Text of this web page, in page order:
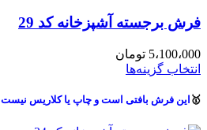
فرش برجسته آشپزخانه کد 29
5،100،000 تومان
انتخاب گزینه‌ها
🥇 این فرش بافتی است و چاپ یا کلاریس نیست